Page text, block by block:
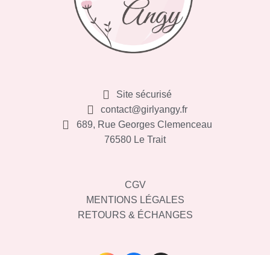
Site sécurisé
contact@girlyangy.fr
689, Rue Georges Clemenceau
76580 Le Trait
CGV
MENTIONS LÉGALES
RETOURS & ÉCHANGES